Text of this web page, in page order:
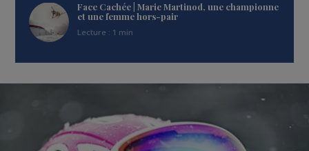
Face Cachée | Marie Martinod, une championne
et une femme hors-pair
Lecture : 1 min